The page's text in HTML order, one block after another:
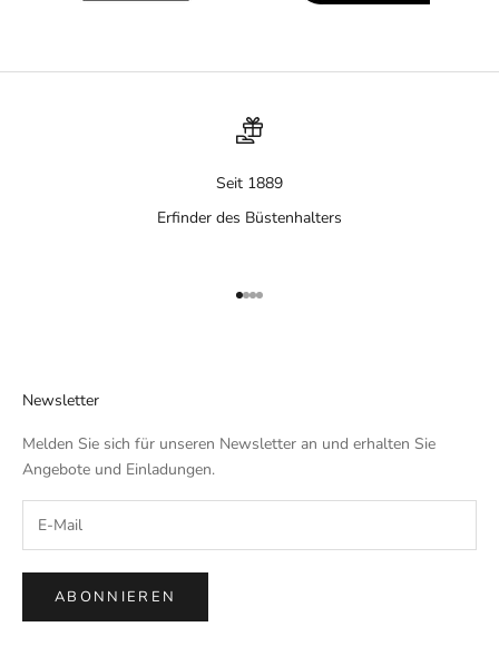
Seit 1889
Erfinder des Büstenhalters
Gehe zu Element 1
Gehe zu Element 2
Gehe zu Element 3
Gehe zu Element 4
Newsletter
Melden Sie sich für unseren Newsletter an und erhalten Sie
Angebote und Einladungen.
ABONNIEREN